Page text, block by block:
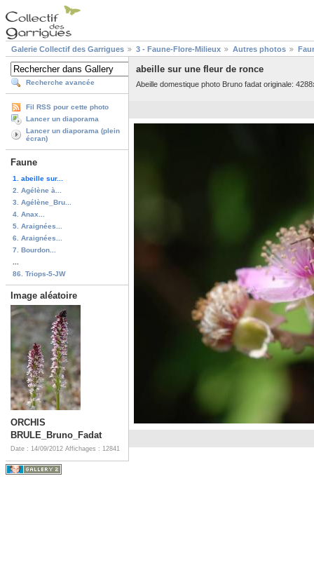
Galerie Collectif des Garrigues 3 - Faune-Flore-Milieux Autres photos
Recherche avancée
Fil RSS pour cette photo
Lancer un diaporama
Lancer un diaporama (plein
écran)
Faune
1. abeille sur...
2. Agélène à...
3. Agélène_Bru...
4. Anax...
5. Araignées...
6. Araignées...
7. Bourdon...
86. Triops-5-JW
Image aléatoire
ORCHIS
BRULE_Bruno_Fadat
Date : 14/09/2012 Affichages : 12841
abeille sur une fleur de ronce
Abeille domestique photo Bruno fadat originale: